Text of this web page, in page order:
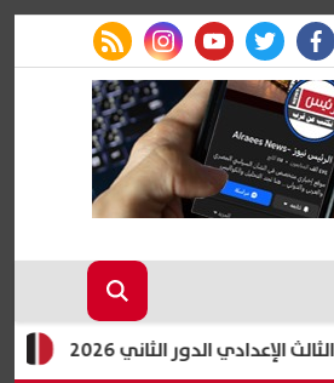
facebook
twitter
youtube
instagram
rss feed
ظهرت الآن الثاني 2026